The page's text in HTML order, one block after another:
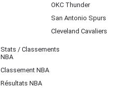
OKC Thunder
San Antonio Spurs
Cleveland Cavaliers
Stats / Classements
NBA
Classement NBA
Résultats NBA